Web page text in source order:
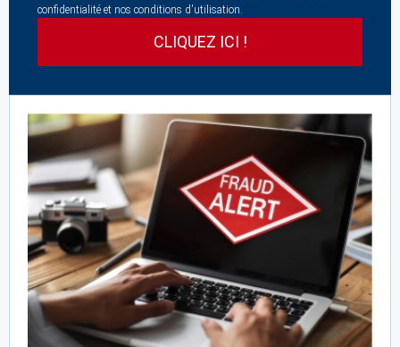
confidentialité et nos conditions d'utilisation.